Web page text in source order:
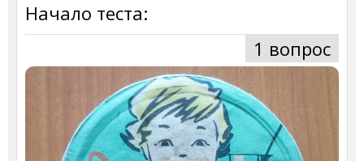
Начало теста:
1 вопрос